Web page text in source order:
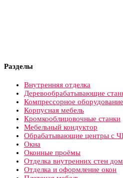
Разделы
Внутренняя отделка
Деревообрабатывающие
Компрессорное оборудование
Корпусная мебель
Кромкооблицовочные станки
Мебельный кондуктор
Обрабатывающие центры с
Окна
Оконные проёмы
Отделка внутренних стен
Отделка и оформление окон